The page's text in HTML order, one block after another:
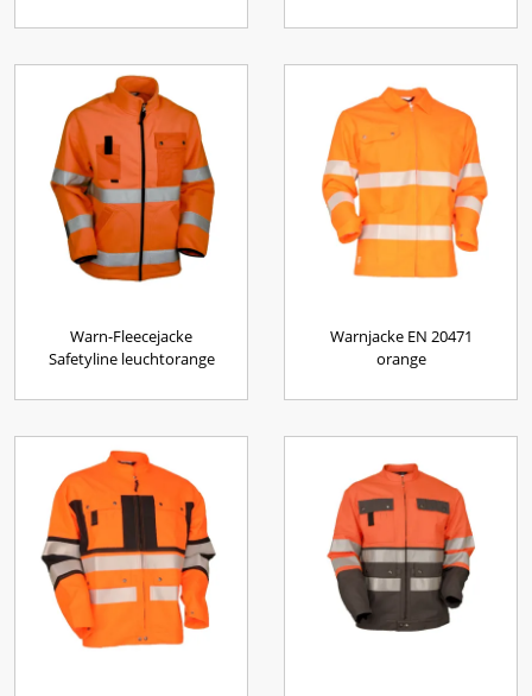
Warn-Fleecejacke
Safetyline leuchtorange
Warnjacke EN 20471
orange